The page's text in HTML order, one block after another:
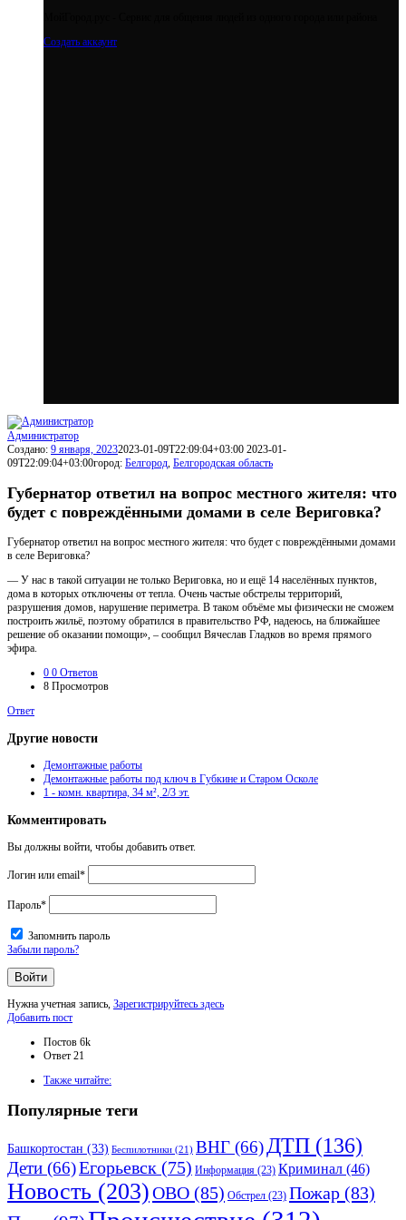
Создать аккаунт
Администратор
Создано: 9 января, 20232023-01-09T22:09:04+03:00 2023-01-
09T22:09:04+03:00город: Белгород, Белгородская область
Губернатор ответил на вопрос местного жителя: что
будет с повреждёнными домами в селе Вериговка?
Губернатор ответил на вопрос местного жителя: что будет с повреждёнными домами
в селе Вериговка?
— У нас в такой ситуации не только Вериговка, но и ещё 14 населённых пунктов,
дома в которых отключены от тепла. Очень частые обстрелы территорий,
разрушения домов, нарушение периметра. В таком объёме мы физически не сможем
построить жильё, поэтому обратился в правительство РФ, надеюсь, на ближайшее
решение об оказании помощи», – сообщил Вячеслав Гладков во время прямого
эфира.
0 0 Ответов
8 Просмотров
Ответ
Другие новости
Демонтажные работы
Демонтажные работы под ключ в Губкине и Старом Осколе
1 - комн. квартира, 34 м², 2/3 эт.
Комментировать
Вы должны войти, чтобы добавить ответ.
Логин или email*
Пароль*
Запомнить пароль
Забыли пароль?
Нужна учетная запись, Зарегистрируйтесь здесь
Боковая
Добавить пост
Статистика
Постов 6k
Ответ 21
Также читайте:
Популярные теги
Башкортостан (33) Беспилотники (21) ВНГ (66) ДТП (136)
Дети (66)Егорьевск (75) Информация (23) Криминал (46)
Новость (203)ОВО (85) Обстрел (23) Пожар (83)